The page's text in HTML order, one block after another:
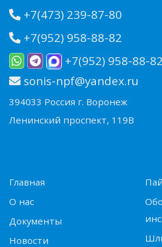
+7(473) 239-87-80
+7(952) 958-88-82
+7(952) 958-88-82
sonis-npf@yandex.ru
394033 Россия г. Воронеж
Ленинский проспект, 119В
Главная
О нас
Документы
Новости